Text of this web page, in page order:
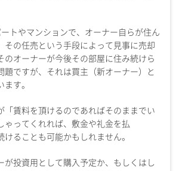
トやマンションで、オーナー自らが住ん
その任売という手段によって見事に売却
のオーナーが今後その部屋に住み続けら
題ですが、それは買主（新オーナー）と
す。
「賃料を頂けるのであればそのままでい
ゃってくれれば、敷金や礼金を払
けることも可能かもしれません。
が投資用として購入予定か、もしくはし